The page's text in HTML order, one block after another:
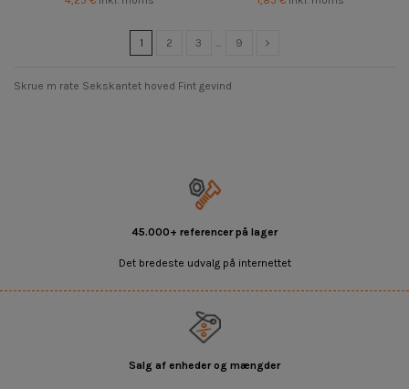
1 2 3 … 9
Skrue m rate Sekskantet hoved Fint gevind
45.000+ referencer på lager
Det bredeste udvalg på internettet
Salg af enheder og mængder